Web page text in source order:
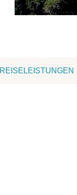
REISELEISTUNGEN